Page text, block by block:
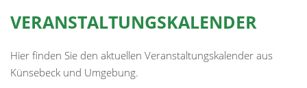
VERANSTALTUNGSKALENDER
Hier finden Sie den aktuellen Veranstaltungskalender aus
Künsebeck und Umgebung.